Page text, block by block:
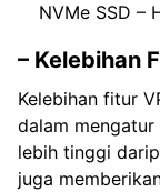
NVMe SSD –
– Kelebihan
Kelebihan fitur
dalam
lebih tinggi
juga